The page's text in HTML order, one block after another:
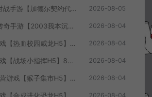
AFK卡牌即时对战手游【加德尔契约代金券内购修复版】8月最新整理Linux手工服务端+前后端全套源码+CDK授权后台+安卓苹果双端+详细搭建教程+视频教程 2026-08-05
RED三端引擎传奇手游【2003我本沉默三职业】8月最新整理Win一键服务端+PC安卓+详细搭建教程 2026-08-04
三网H5格斗游戏【热血校园威龙H5】8月最新整理Linux手工服务端+Win一键服务端+解压即玩+简易安卓客户端+详细搭建教程 2026-08-04
三网H5射击游戏【战场小指挥H5】8月最新整理Linux手工服务端+Win一键服务端+解压即玩+简易安卓客户端+详细搭建教程 2026-08-04
三网H5模拟经营游戏【猴子集市H5】8月最新整理Linux手工服务端+Win一键服务端+解压即玩+简易安卓客户端+详细搭建教程 2026-08-04
2026-08-04